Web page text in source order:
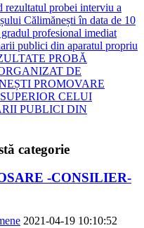
probei interviu a
Călimănești în data de 10
profesional imediat
publici din aparatul propriu
PROBĂ
DE
PROMOVARE
CELUI
PUBLICI DIN
categorie
-CONSILIER-
2021-04-19 10:10:52